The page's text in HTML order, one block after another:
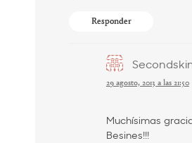
Responder
29 agosto, 2013 a las 21:50
Muchísimas
Besines!!!